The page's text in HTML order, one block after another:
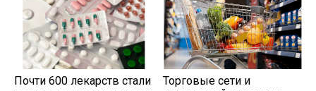
Почти 600 лекарств стали
Торговые сети и